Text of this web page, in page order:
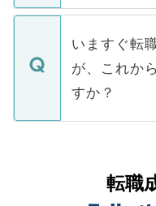
関を公にして
に、医療機関
みを人材紹介
ています。
定を承諾する
の辞退の連絡
個人情報が漏
で、ご安心く
などで収集し
ご本人のキャ
支援を目的に
ているすべて
は、個人情報
管理基準を満
いますぐ転
が、これか
すか？
かがいして、
経験をまじえ
転職